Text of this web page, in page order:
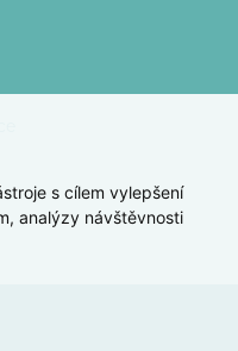
s cílem vylepšení
analýzy návštěvnosti